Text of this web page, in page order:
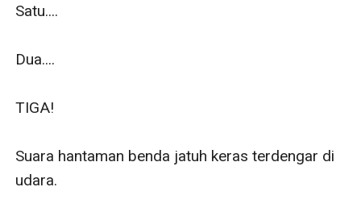
Satu....
Dua....
TIGA!
Suara hantaman benda jatuh keras terdengar di
udara.